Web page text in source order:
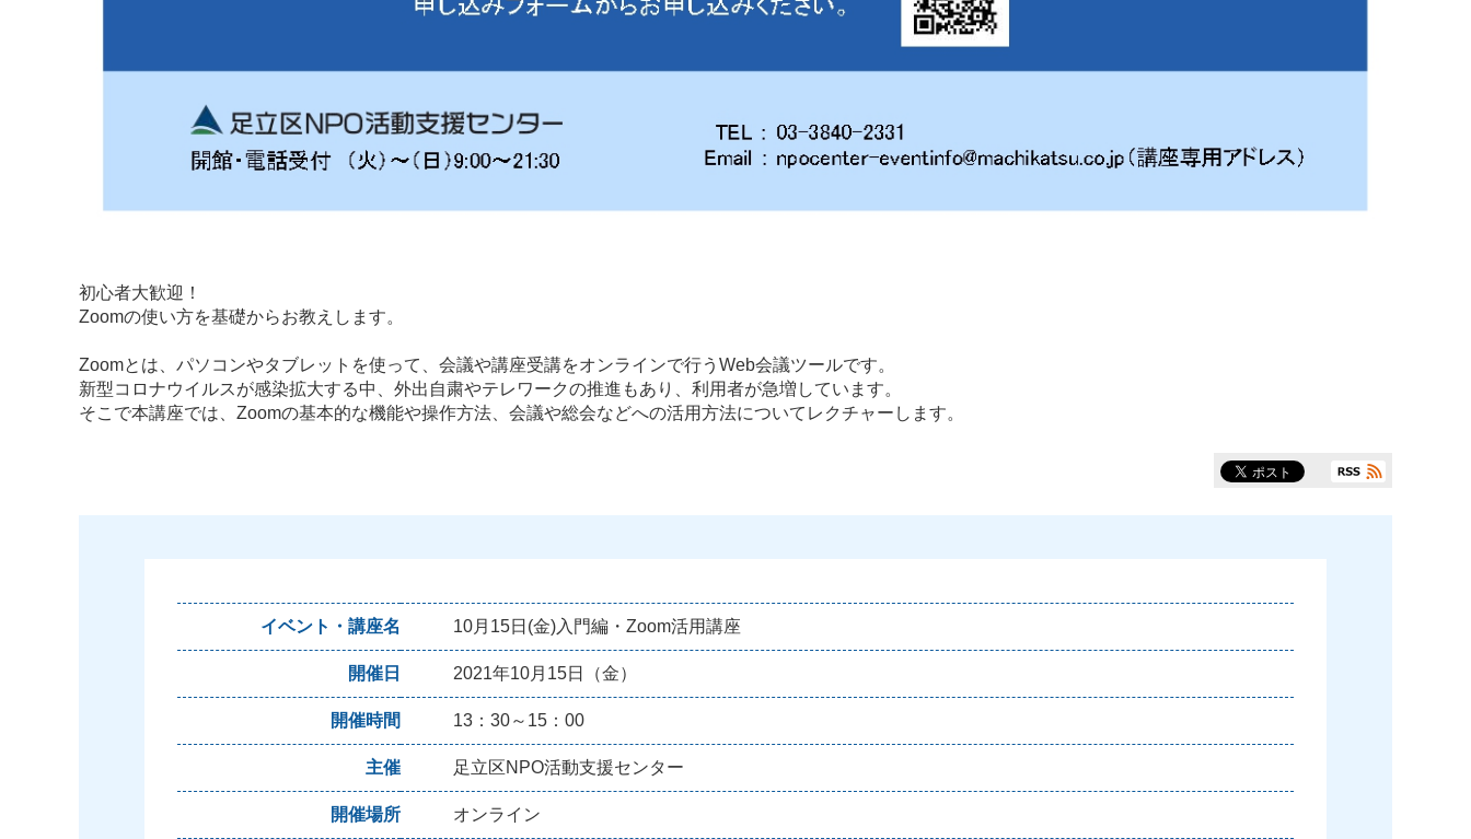
初心者大歓迎！
Zoomの使い方を基礎からお教えします。
Zoomとは、パソコンやタブレットを使って、会議や講座受講をオンラインで行うWeb会議ツールです。
新型コロナウイルスが感染拡大する中、外出自粛やテレワークの推進もあり、利用者が急増しています。
そこで本講座では、Zoomの基本的な機能や操作方法、会議や総会などへの活用方法についてレクチャーします。
イベント・講座名 10月15日(金)入門編・Zoom活用講座
開催日 2021年10月15日（金）
開催時間 13：30～15：00
主催 足立区NPO活動支援センター
開催場所 オンライン